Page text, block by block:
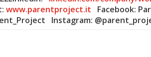
www.parentproject.it Facebook:
Instagram: